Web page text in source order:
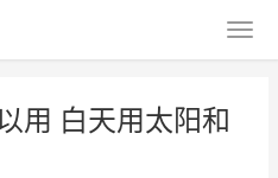
用 白天用太阳和